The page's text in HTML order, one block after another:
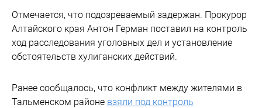
Отмечается, что подозреваемый задержан. Прокурор
Алтайского края Антон Герман поставил на контроль
ход расследования уголовных дел и установление
обстоятельств хулиганских действий.
Ранее сообщалось, что конфликт между жителями в
Тальменском районе взяли под контроль